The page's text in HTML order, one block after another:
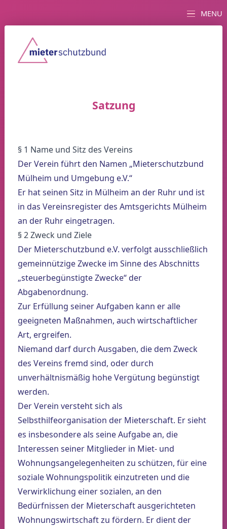
MENU
Satzung
§ 1 Name und Sitz des Vereins
Der Verein führt den Namen „Mieterschutzbund
Mülheim und Umgebung e.V.“
Er hat seinen Sitz in Mülheim an der Ruhr und ist
in das Vereinsregister des Amtsgerichts Mülheim
an der Ruhr eingetragen.
§ 2 Zweck und Ziele
Der Mieterschutzbund e.V. verfolgt ausschließlich
gemeinnützige Zwecke im Sinne des Abschnitts
„steuerbegünstigte Zwecke“ der
Abgabenordnung.
Zur Erfüllung seiner Aufgaben kann er alle
geeigneten Maßnahmen, auch wirtschaftlicher
Art, ergreifen.
Niemand darf durch Ausgaben, die dem Zweck
des Vereins fremd sind, oder durch
unverhältnismäßig hohe Vergütung begünstigt
werden.
Der Verein versteht sich als
Selbsthilfeorganisation der Mieterschaft. Er sieht
es insbesondere als seine Aufgabe an, die
Interessen seiner Mitglieder in Miet- und
Wohnungsangelegenheiten zu schützen, für eine
soziale Wohnungspolitik einzutreten und die
Verwirklichung einer sozialen, an den
Bedürfnissen der Mieterschaft ausgerichteten
Wohnungswirtschaft zu fördern. Er dient der